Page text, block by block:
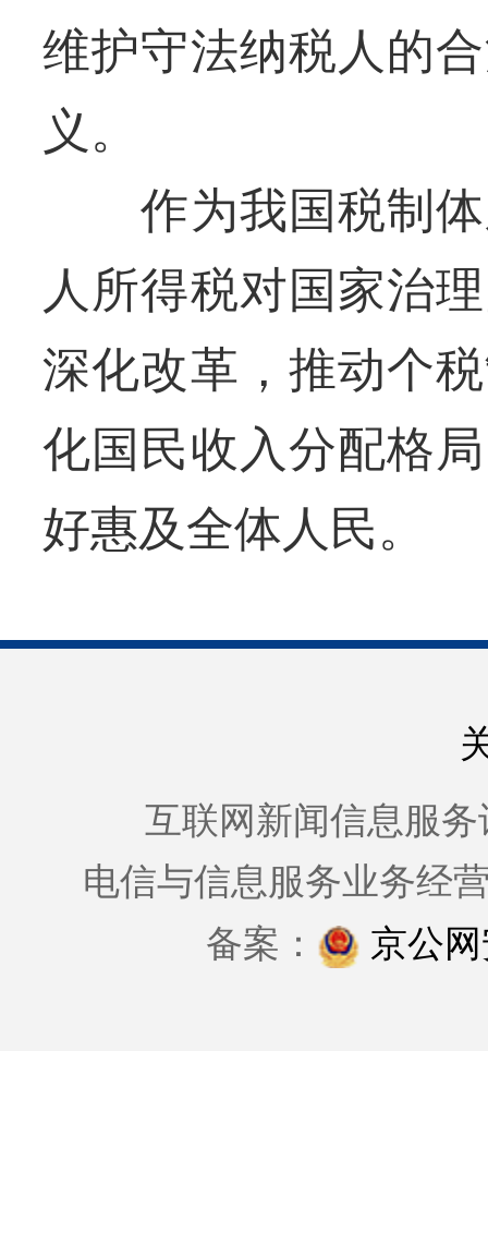
维护守法纳税人的
义。
作为我国税制体
人所得税对国家治
深化改革，推动个
化国民收入分配格
好惠及全体人民。
互联网新闻信息服务
电信与信息服务业务经
备案：
京公网